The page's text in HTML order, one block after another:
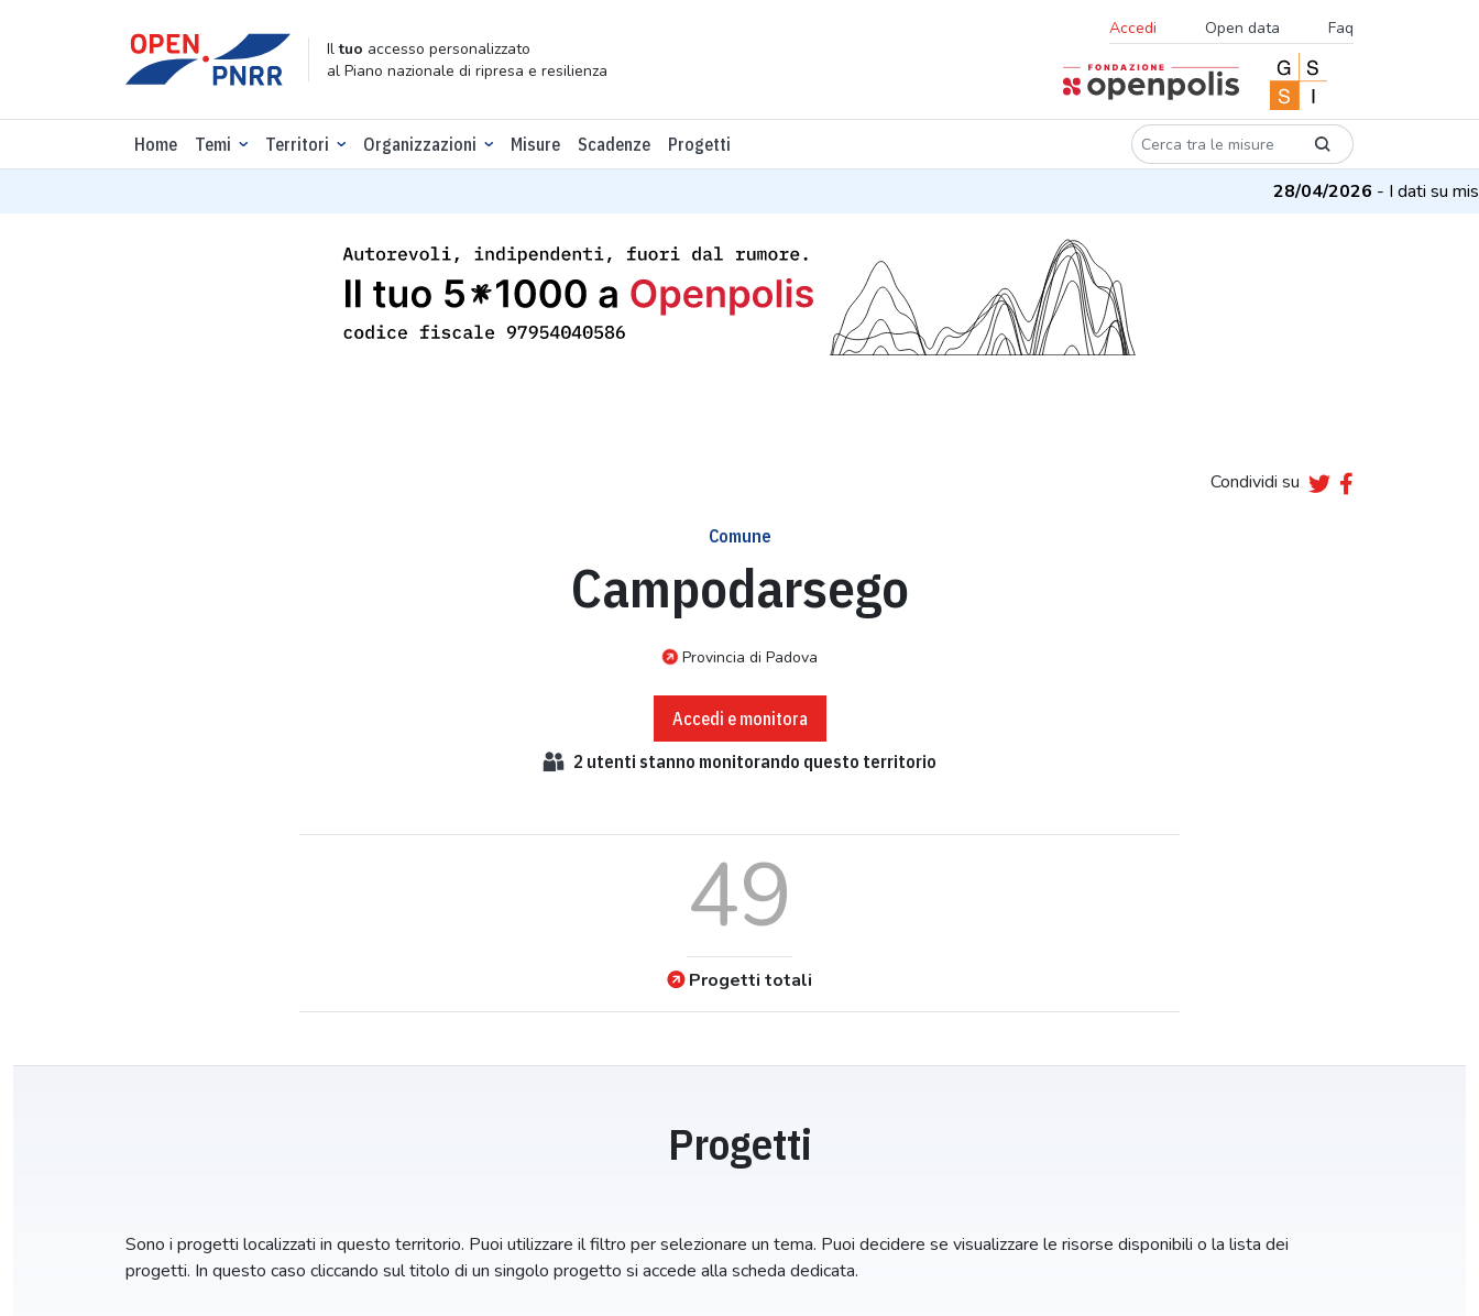
Iltuo accesso personalizzato
al Piano nazionale di ripresa e resilienza
Accedi Open data Faq
Home Temi Territori Organizzazioni Misure Scadenze Progetti
28/04/2026- I dati su
Condividi su
Comune
Campodarsego
Provincia di Padova
Accedi e monitora
2 utenti stanno monitorando questo territorio
49
Progetti totali
Progetti
Sono i progetti localizzati in questo territorio. Puoi utilizzare il filtro per selezionare un tema. Puoi decidere se visualizzare le risorse disponibili o la lista dei
progetti. In questo caso cliccando sul titolo di un singolo progetto si accede alla scheda dedicata.